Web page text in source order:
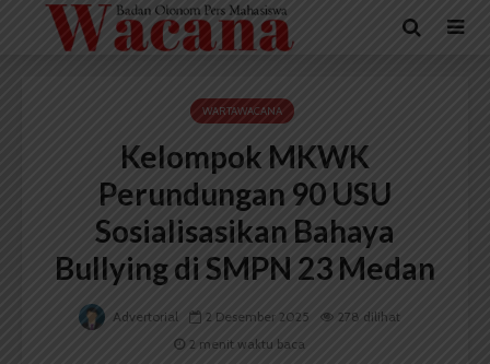
WARTAWACANA
Kelompok MKWK
Perundungan 90 USU
Sosialisasikan Bahaya
Bullying di SMPN 23 Medan
Advertorial 2 Desember 2025
278 dilihat
2 menit waktu baca